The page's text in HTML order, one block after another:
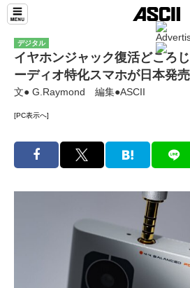
デジタル
イヤホンジャック復活どころ
ーディオ特化スマホが日本発売
文● G.Raymond 編集●ASCII
[PC表示へ]